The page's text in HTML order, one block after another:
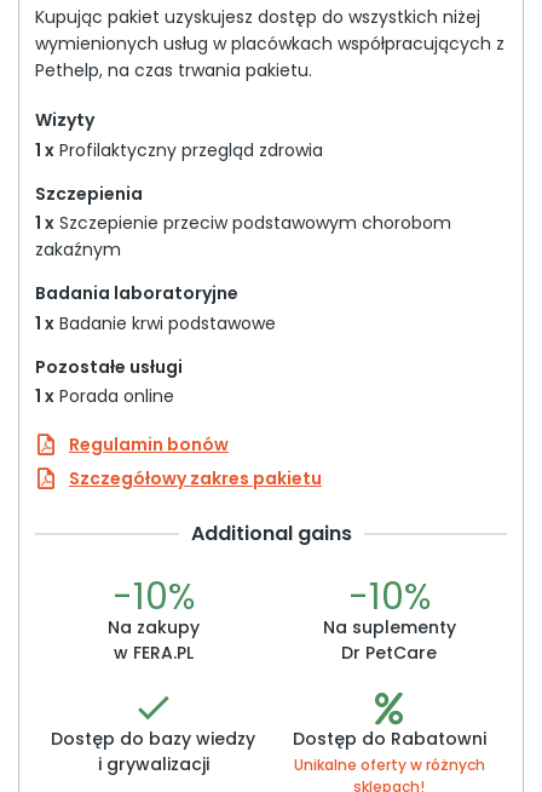
Kupując pakiet uzyskujesz dostęp do wszystkich niżej
wymienionych usług w placówkach współpracujących z
Pethelp, na czas trwania pakietu.
Wizyty
1 x Profilaktyczny przegląd zdrowia
Szczepienia
1 x Szczepienie przeciw podstawowym chorobom
zakaźnym
Badania laboratoryjne
1 x Badanie krwi podstawowe
Pozostałe usługi
1 x Porada online
Regulamin bonów
Szczegółowy zakres pakietu
Additional gains
-10%
Na zakupy
w FERA.PL
-10%
Na suplementy
Dr PetCare
Dostęp do bazy wiedzy
i grywalizacji
Dostęp do Rabatowni
Unikalne oferty w różnych
sklepach!